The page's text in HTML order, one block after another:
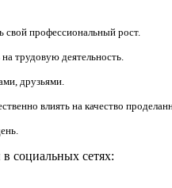
свой профессиональный рост.
трудовую деятельность.
друзьями.
влиять на качество
в социальных сетях: